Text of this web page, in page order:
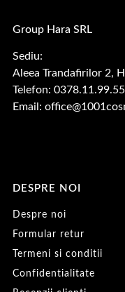
Group Hara SRL
Sediu:
Aleea Trandafirilor 2,
Telefon: 0378.11.99.55
Email:
DESPRE NOI
Despre noi
Formular retur
Termeni si conditii
Confidentialitate